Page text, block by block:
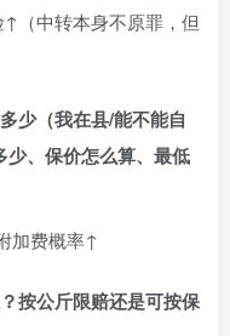
（中转本身不原罪，但
少（我在县/能不能自
、保价怎么算、最低
加费概率↑
按公斤限赔还是可按保